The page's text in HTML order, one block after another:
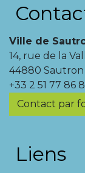
Ville de
14, rue de la
44880 Sautron
+33 2 51 77 86
Contact par
Liens